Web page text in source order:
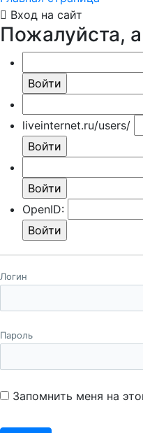
Вход на сайт
Пожалуйста,
liveinternet.ru/users/
OpenID:
Логин
Пароль
Запомнить меня на